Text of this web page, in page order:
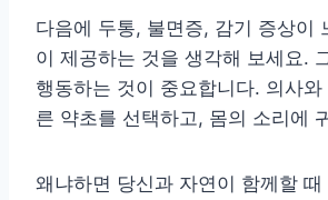
다음에 두통, 불면증, 감기 증상이
이 제공하는 것을 생각해 보세요.
행동하는 것이 중요합니다. 의사
른 약초를 선택하고, 몸의 소리에
왜냐하면 당신과 자연이 함께할 때